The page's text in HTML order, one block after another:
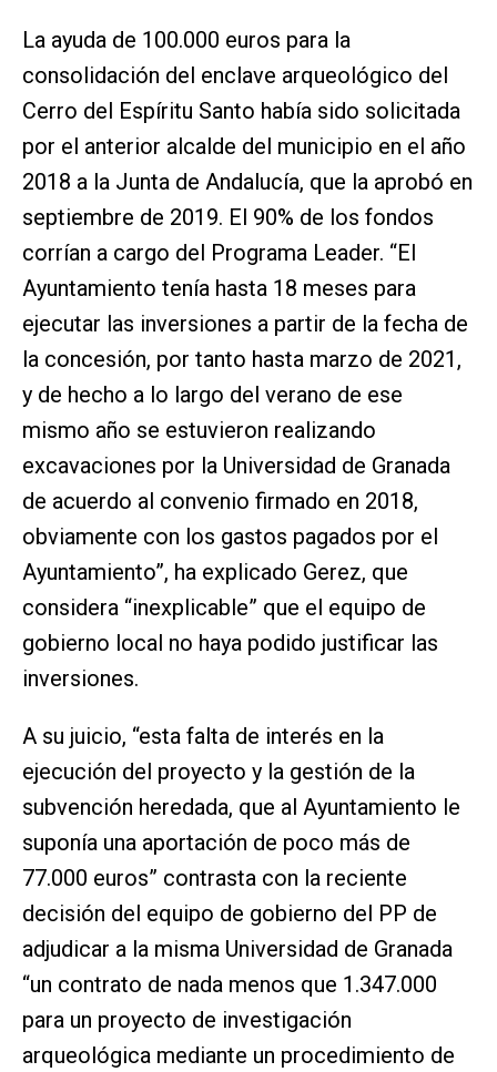
La ayuda de 100.000 euros para la
consolidación del enclave arqueológico del
Cerro del Espíritu Santo había sido solicitada
por el anterior alcalde del municipio en el año
2018 a la Junta de Andalucía, que la aprobó en
septiembre de 2019. El 90% de los fondos
corrían a cargo del Programa Leader. “El
Ayuntamiento tenía hasta 18 meses para
ejecutar las inversiones a partir de la fecha de
la concesión, por tanto hasta marzo de 2021,
y de hecho a lo largo del verano de ese
mismo año se estuvieron realizando
excavaciones por la Universidad de Granada
de acuerdo al convenio firmado en 2018,
obviamente con los gastos pagados por el
Ayuntamiento”, ha explicado Gerez, que
considera “inexplicable” que el equipo de
gobierno local no haya podido justificar las
inversiones.
A su juicio, “esta falta de interés en la
ejecución del proyecto y la gestión de la
subvención heredada, que al Ayuntamiento le
suponía una aportación de poco más de
77.000 euros” contrasta con la reciente
decisión del equipo de gobierno del PP de
adjudicar a la misma Universidad de Granada
“un contrato de nada menos que 1.347.000
para un proyecto de investigación
arqueológica mediante un procedimiento de